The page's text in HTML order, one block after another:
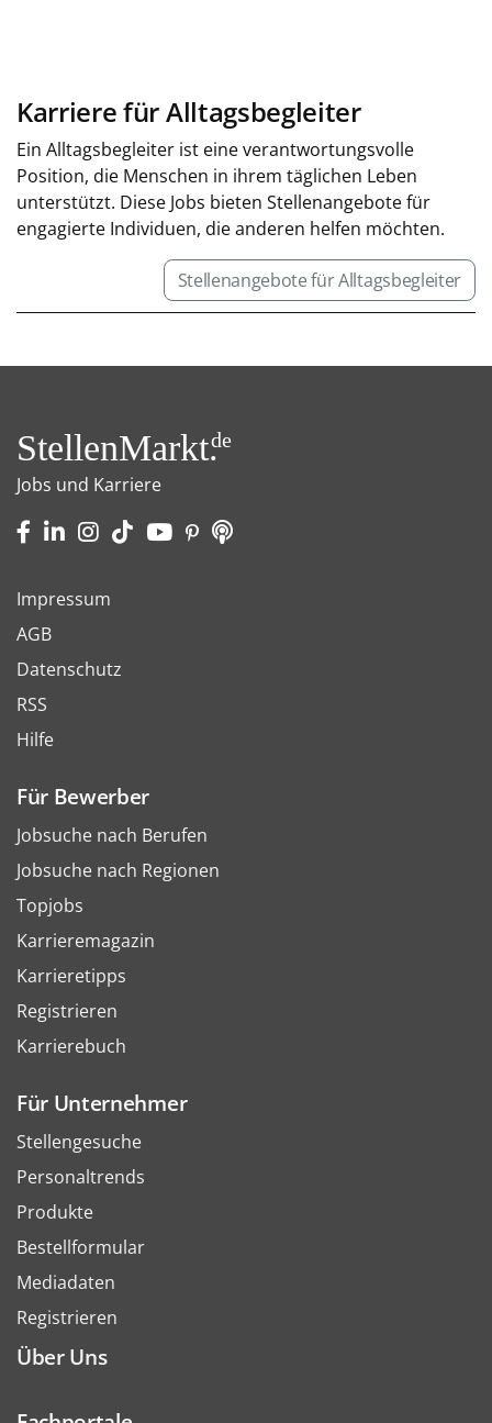
Karriere für Alltagsbegleiter
Ein Alltagsbegleiter ist eine verantwortungsvolle
Position, die Menschen in ihrem täglichen Leben
unterstützt. Diese Jobs bieten Stellenangebote für
engagierte Individuen, die anderen helfen möchten.
Stellenangebote für Alltagsbegleiter
StellenMarkt.de
Jobs und Karriere
Impressum
AGB
Datenschutz
RSS
Hilfe
Für Bewerber
Jobsuche nach Berufen
Jobsuche nach Regionen
Topjobs
Karrieremagazin
Karrieretipps
Registrieren
Karrierebuch
Für Unternehmer
Stellengesuche
Personaltrends
Produkte
Bestellformular
Mediadaten
Registrieren
Über Uns